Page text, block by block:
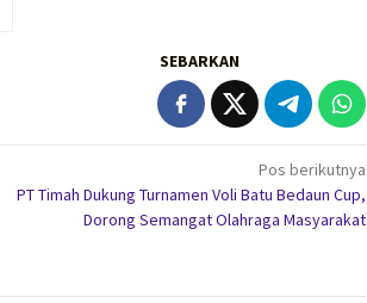
SEBARKAN
Pos berikutnya
PT Timah Dukung Turnamen Voli Batu Bedaun Cup,
Dorong Semangat Olahraga Masyarakat